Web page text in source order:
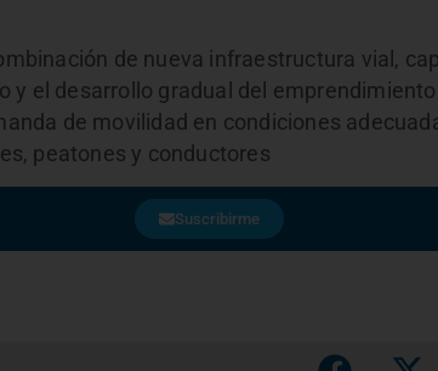
de nueva infraestructura vial,
y el desarrollo gradual del
de movilidad en condiciones
peatones y conductores
Suscribirme